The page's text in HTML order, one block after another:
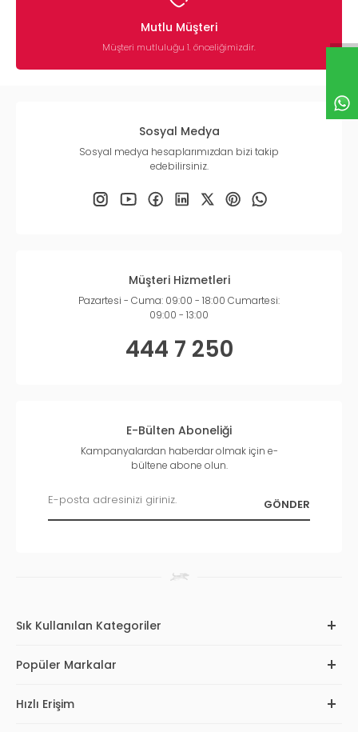
Mutlu Müşteri
Müşteri mutluluğu 1. önceliğimizdir.
Sosyal Medya
Sosyal medya hesaplarımızdan bizi takip
edebilirsiniz.
Müşteri Hizmetleri
Pazartesi - Cuma: 09:00 - 18:00 Cumartesi:
09:00 - 13:00
444 7 250
E-Bülten Aboneliği
Kampanyalardan haberdar olmak için e-
bültene abone olun.
Sık Kullanılan Kategoriler
Popüler Markalar
Hızlı Erişim